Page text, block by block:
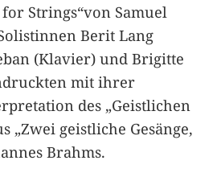
Strings“von Samuel
Berit Lang
(Klavier) und Brigitte
mit ihrer
des „Geistlichen
„Zwei geistliche Gesänge,
Brahms.